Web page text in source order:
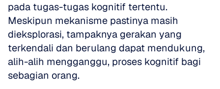
pada tugas-tugas kognitif tertentu.
Meskipun mekanisme pastinya masih
dieksplorasi, tampaknya gerakan yang
terkendali dan berulang dapat mendukung,
alih-alih mengganggu, proses kognitif bagi
sebagian orang.